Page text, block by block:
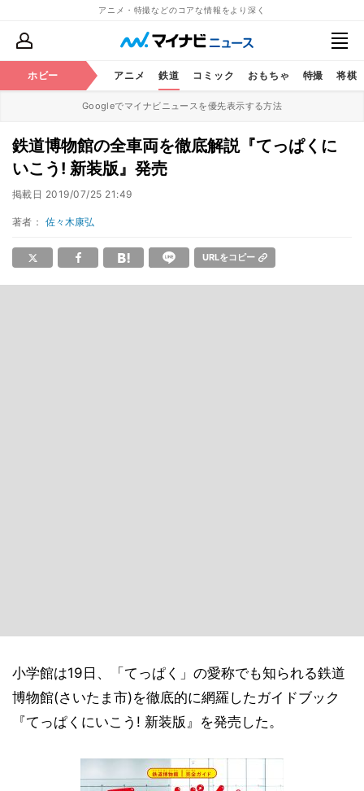
アニメ・特撮などのコアな情報をより深く
ホビー アニメ 鉄道 コミック おもちゃ 特撮 将棋
Googleでマイナビニュースを優先表示する方法
鉄道博物館の全車両を徹底解説『てっぱくに
いこう! 新装版』発売
掲載日 2019/07/25 21:49
著者： 佐々木康弘
URLをコピー
小学館は19日、「てっぱく」の愛称でも知られる鉄道
博物館(さいたま市)を徹底的に網羅したガイドブック
『てっぱくにいこう! 新装版』を発売した。